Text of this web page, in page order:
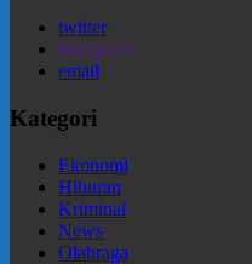
twitter
instagram
email
Kategori
Ekonomi
Hiburan
Kriminal
News
Olahraga